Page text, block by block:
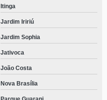
Itinga
Jardim Iririú
Jardim Sophia
Jativoca
João Costa
Nova Brasília